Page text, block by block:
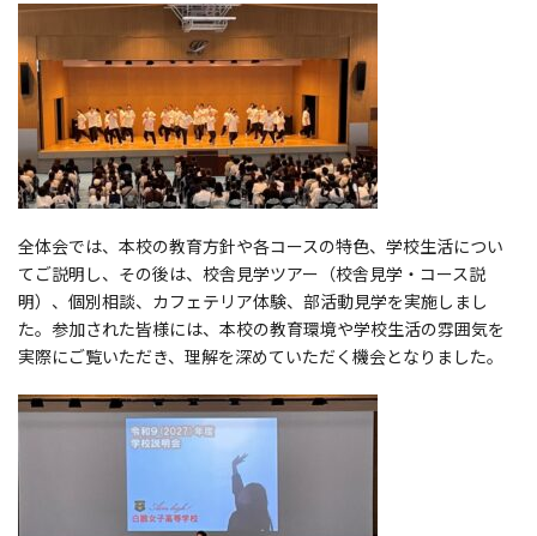
全体会では、本校の教育方針や各コースの特色、学校生活につい
てご説明し、その後は、校舎見学ツアー（校舎見学・コース説
明）、個別相談、カフェテリア体験、部活動見学を実施しまし
た。参加された皆様には、本校の教育環境や学校生活の雰囲気を
実際にご覧いただき、理解を深めていただく機会となりました。